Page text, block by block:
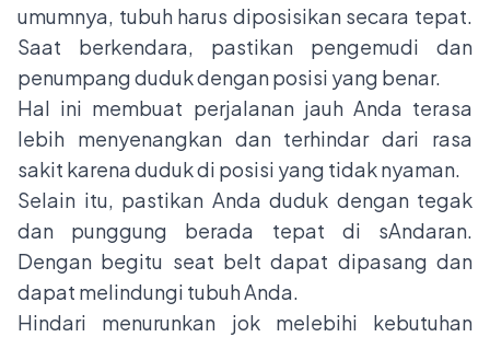
umumnya, tubuh harus diposisikan secara tepat.
Saat berkendara, pastikan pengemudi dan
penumpang duduk dengan posisi yang benar.
Hal ini membuat perjalanan jauh Anda terasa
lebih menyenangkan dan terhindar dari rasa
sakit karena duduk di posisi yang tidak nyaman.
Selain itu, pastikan Anda duduk dengan tegak
dan punggung berada tepat di sAndaran.
Dengan begitu seat belt dapat dipasang dan
dapat melindungi tubuh Anda.
Hindari menurunkan jok melebihi kebutuhan